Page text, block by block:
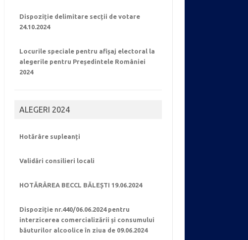
Dispoziție delimitare secții de votare
24.10.2024
Locurile speciale pentru afișaj electoral la
alegerile pentru Președintele României
2024
ALEGERI 2024
Hotărâre supleanți
Validări consilieri locali
HOTĂRÂREA BECCL BĂLEȘTI 19.06.2024
Dispoziție nr.440/06.06.2024 pentru
interzicerea comercializării și consumului
băuturilor alcoolice în ziua de 09.06.2024